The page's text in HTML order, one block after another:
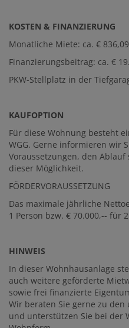
KOSTEN & FINANZIERUNG
Monatliche Miete: ca. €
Finanzierungsbeitrag: ca. €
PKW-Stellplatz in der
KAUFOPTION
Für diese Wohnung besteht
WGG. Gerne informieren wir
Voraussetzungen, den
dieser Möglichkeit.
FÖRDERVORAUSSETZUNG
Das maximale jährliche
1 Person bzw. € 70.000,-- für
HINWEIS
In dieser Wohnhausanlage
auch weitere geförderte
sowie frei finanzierte
Wir beraten Sie gerne zu
und unterstützen Sie bei der